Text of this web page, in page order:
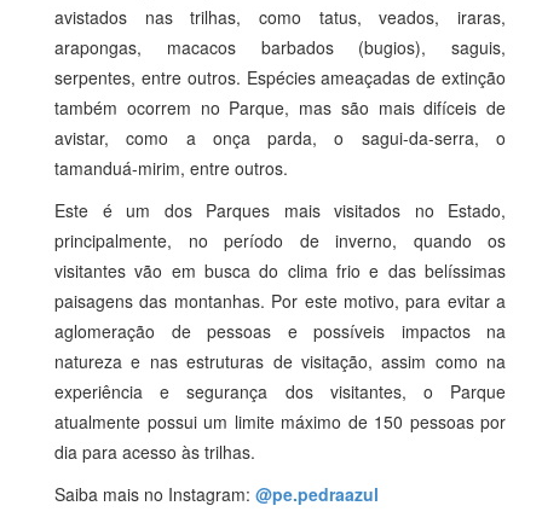
avistados nas trilhas, como tatus, veados, iraras,
arapongas, macacos barbados (bugios), saguis,
serpentes, entre outros. Espécies ameaçadas de extinção
também ocorrem no Parque, mas são mais difíceis de
avistar, como a onça parda, o sagui-da-serra, o
tamanduá-mirim, entre outros.
Este é um dos Parques mais visitados no Estado,
principalmente, no período de inverno, quando os
visitantes vão em busca do clima frio e das belíssimas
paisagens das montanhas. Por este motivo, para evitar a
aglomeração de pessoas e possíveis impactos na
natureza e nas estruturas de visitação, assim como na
experiência e segurança dos visitantes, o Parque
atualmente possui um limite máximo de 150 pessoas por
dia para acesso às trilhas.
Saiba mais no Instagram: @pe.pedraazul